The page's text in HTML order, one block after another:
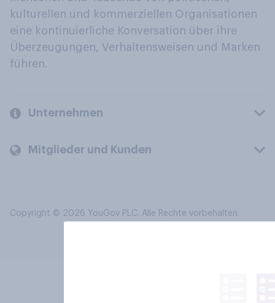
kulturellen und kommerziellen Organisationen
eine kontinuierliche Konversation über ihre
Überzeugungen, Verhaltensweisen und Marken
führen.
Unternehmen
Mitglieder und Kunden
Copyright © 2026 YouGov PLC. Alle Rechte vorbehalten.